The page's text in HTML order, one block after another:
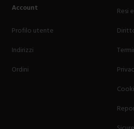
Account
Profilo utente
Indirizzi
Ordini
Resi